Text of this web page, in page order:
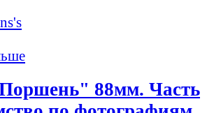
88мм. Часть